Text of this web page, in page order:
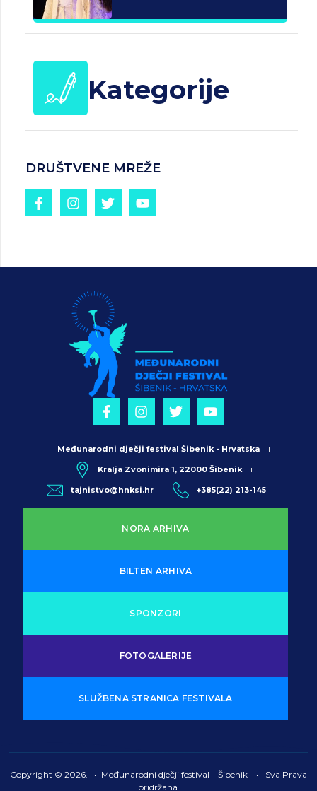
Kategorije
DRUŠTVENE MREŽE
NORA ARHIVA
BILTEN ARHIVA
SPONZORI
FOTOGALERIJE
SLUŽBENA STRANICA FESTIVALA
Međunarodni dječji festival Šibenik - Hrvatska
Kralja Zvonimira 1, 22000 Šibenik
tajnistvo@hnksi.hr +385(22) 213-145
Copyright © 2026. • Međunarodni dječji festival – Šibenik • Sva Prava
pridržana.